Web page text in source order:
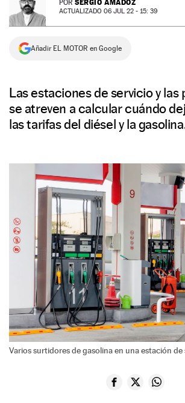
NEWSLETTER
SÍGUENOS
POR SERGIO AMADOZ
ACTUALIZADO 06 JUL 22 - 15: 39
Añadir EL MOTOR en Google
Las estaciones de servicio y las
se atreven a calcular cuándo
las tarifas del diésel y la
Varios surtidores de gasolina en una estación de